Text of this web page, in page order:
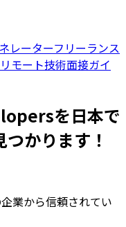
レーターフリーランス
リモート技術面接ガイ
を日本で
かります！
業から信頼されてい